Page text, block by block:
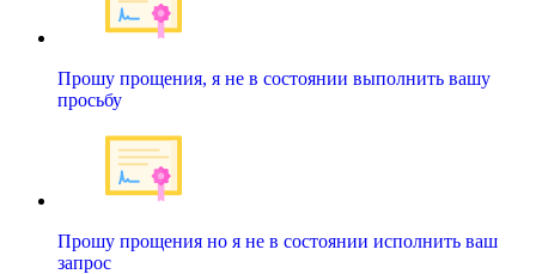
Прошу прощения, я не в состоянии выполнить вашу
просьбу
Прошу прощения но я не в состоянии исполнить ваш
запрос